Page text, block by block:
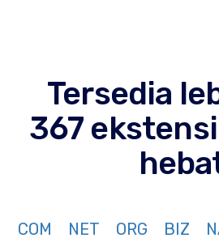
Tersedia
367
COM NET ORG BIZ